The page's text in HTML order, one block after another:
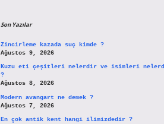
Son Yazılar
Zincirleme kazada suç kimde ?
Ağustos 9, 2026
Kuzu eti çeşitleri nelerdir ve isimleri
?
Ağustos 8, 2026
Modern avangart ne demek ?
Ağustos 7, 2026
En çok antik kent hangi ilimizdedir ?